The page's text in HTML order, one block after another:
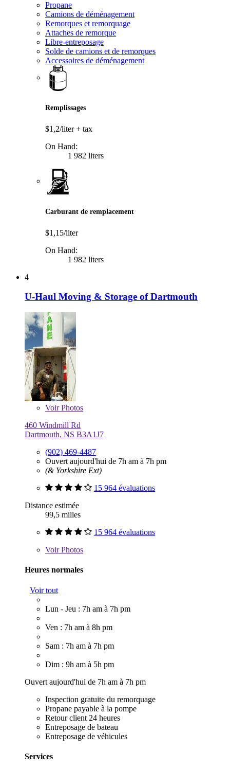
Propane
Camions de déménagement
Remorques et remorquage
Attaches de remorque
Libre-entreposage
Solde de camions et de remorques
Accessoires de déménagement
Remplissages
$1,2/liter+ tax
On Hand:
1 982 liters
Carburant de remplacement
$1,15/liter
On Hand:
1 982 liters
4
U-Haul Moving & Storage of Dartmouth
VoirPhotos
460 Windmill Rd
Dartmouth, NS B3A1J7
(902) 469-4487
Ouvert aujourd'hui de 7h am à 7h pm
(& Yorkshire Ext)
15 964 évaluations
Distance estimée
99,5 milles
15 964 évaluations
VoirPhotos
Heures normales
Voir tout
Lun - Jeu : 7h am à 7h pm
Ven : 7h am à 8h pm
Sam : 7h am à 7h pm
Dim : 9h am à 5h pm
Ouvert aujourd'hui de 7h am à 7h pm
Inspection gratuite du remorquage
Propane payable à la pompe
Retour client 24 heures
Entreposage de bateau
Entreposage de véhicules
Services